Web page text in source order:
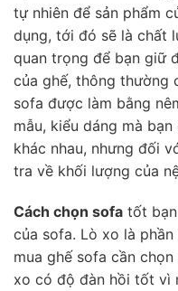
tự nhiên để sản phẩm
dụng, tới đó sẽ là chất
quan trọng để bạn giữ
của ghế, thông thường
sofa được làm bằng
mẫu, kiểu dáng mà
khác nhau, nhưng đối
tra về khối lượng của
Cách chọn sofa tốt
của sofa. Lò xo là
mua ghế sofa cần
xo có độ đàn hồi tốt vì